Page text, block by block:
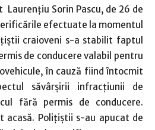
Sorin Pascu, de 26 de
efectuate la momentul
craioveni s-a stabilit faptul
de conducere valabil pentru
în cauză fiind întocmit
săvârşirii infracţiunii de
fără permis de conducere.
acasă. Poliţiştii s-au apucat de